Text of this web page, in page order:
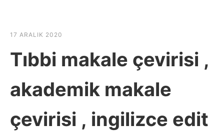
17 ARALIK 2020
Tıbbi makale çevirisi ,
akademik makale
çevirisi , ingilizce edit